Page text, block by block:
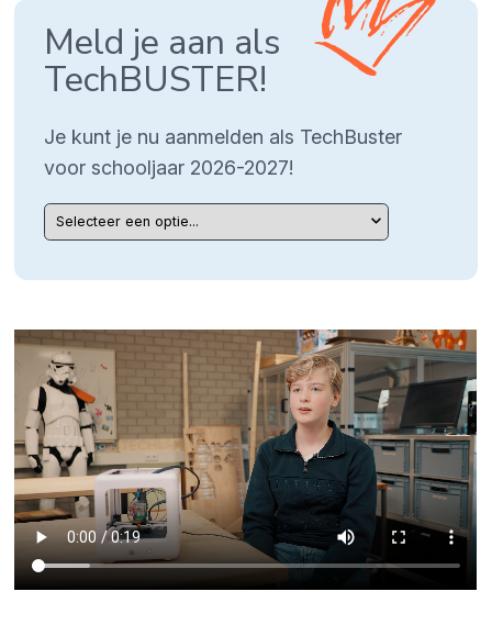
Meld je aan als
TechBUSTER!
Je kunt je nu aanmelden als TechBuster
voor schooljaar 2026-2027!